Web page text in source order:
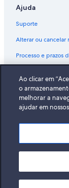
Ajuda
Suporte
Alterar ou cancelar
Processo e prazos
Documentos para
A Expedia, Inc.
© 2026 Expedia,
reservados
Ao clicar em
o
melhorar a
ajudar em